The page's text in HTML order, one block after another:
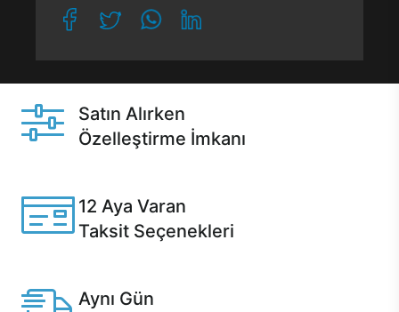
Satın Alırken
Özelleştirme İmkanı
12 Aya Varan
Taksit Seçenekleri
Aynı Gün